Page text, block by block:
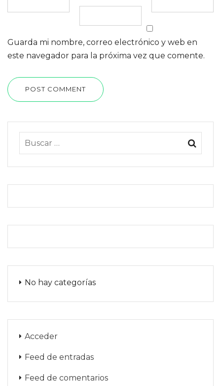
Guarda mi nombre, correo electrónico y web en
este navegador para la próxima vez que comente.
POST COMMENT
No hay categorías
Acceder
Feed de entradas
Feed de comentarios